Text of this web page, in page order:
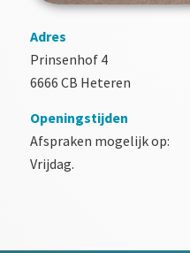
Adres
Prinsenhof 4
6666 CB Heteren
Openingstijden
Afspraken mogelijk op:
Vrijdag.